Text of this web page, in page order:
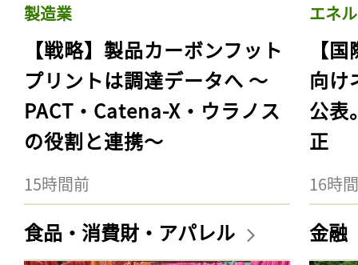
製造業
【戦略】製品カーボンフット
プリントは調達データへ 〜
PACT・Catena-X・ウラノス
の役割と連携〜
15時間前
エネ
【
向け
公表
正
16時
食品・消費財・アパレル 金融